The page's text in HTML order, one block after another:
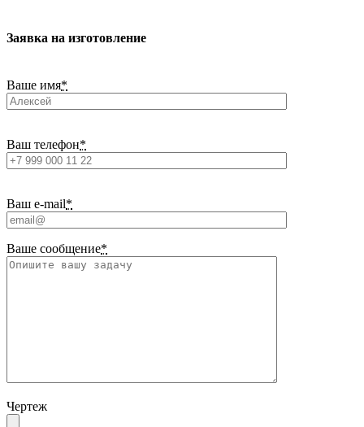
Заявка на изготовление
Ваше имя*
Ваш телефон*
Ваш e-mail*
Ваше сообщение*
Чертеж